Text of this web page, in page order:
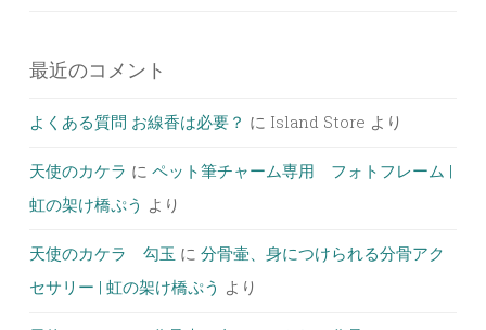
最近のコメント
よくある質問 お線香は必要？ に Island Store より
天使のカケラ に ペット筆チャーム専用 フォトフレーム |
虹の架け橋ぷう より
天使のカケラ 勾玉 に 分骨壷、身につけられる分骨アク
セサリー | 虹の架け橋ぷう より